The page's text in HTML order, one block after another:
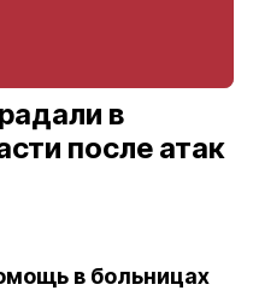
в
после атак
в больницах